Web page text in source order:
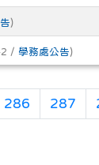
)
/ 學務處公告)
286 287